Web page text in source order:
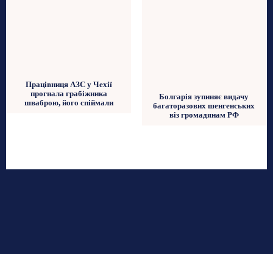
Працівниця АЗС у Чехії
прогнала грабіжника
шваброю, його спіймали
Болгарія зупиняє видачу
багаторазових шенгенських
віз громадянам РФ